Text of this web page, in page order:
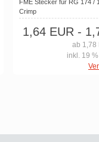
FME Stecker für RG 174 /
Crimp
1,64 EUR -
ab 1,78
inkl. 19